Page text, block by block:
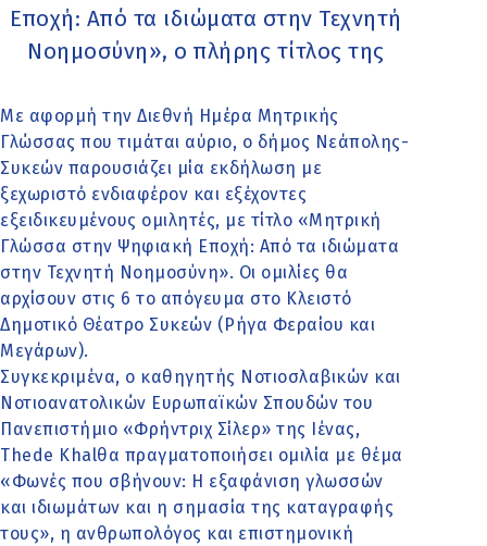
Εποχή: Από τα ιδιώματα στην Τεχνητή
Νοημοσύνη», ο πλήρης τίτλος της
Με αφορμή την Διεθνή Ημέρα Μητρικής
Γλώσσας που τιμάται αύριο, ο δήμος Νεάπολης-
Συκεών παρουσιάζει μία εκδήλωση με
ξεχωριστό ενδιαφέρον και εξέχοντες
εξειδικευμένους ομιλητές, με τίτλο «Μητρική
Γλώσσα στην Ψηφιακή Εποχή: Από τα ιδιώματα
στην Τεχνητή Νοημοσύνη». Οι ομιλίες θα
αρχίσουν στις 6 το απόγευμα στο Κλειστό
Δημοτικό Θέατρο Συκεών (Ρήγα Φεραίου και
Μεγάρων).
Συγκεκριμένα, ο καθηγητής Νοτιοσλαβικών και
Νοτιοανατολικών Ευρωπαϊκών Σπουδών του
Πανεπιστήμιο «Φρήντριχ Σίλερ» της Ιένας,
Thede Khalθα πραγματοποιήσει ομιλία με θέμα
«Φωνές που σβήνουν: Η εξαφάνιση γλωσσών
και ιδιωμάτων και η σημασία της καταγραφής
τους», η ανθρωπολόγος και επιστημονική